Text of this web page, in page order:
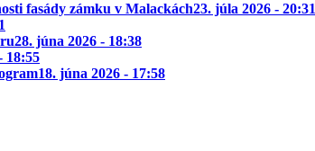
fasády zámku v Malackách23. júla 2026 - 20:31
28. júna 2026 - 18:38
18:55
18. júna 2026 - 17:58